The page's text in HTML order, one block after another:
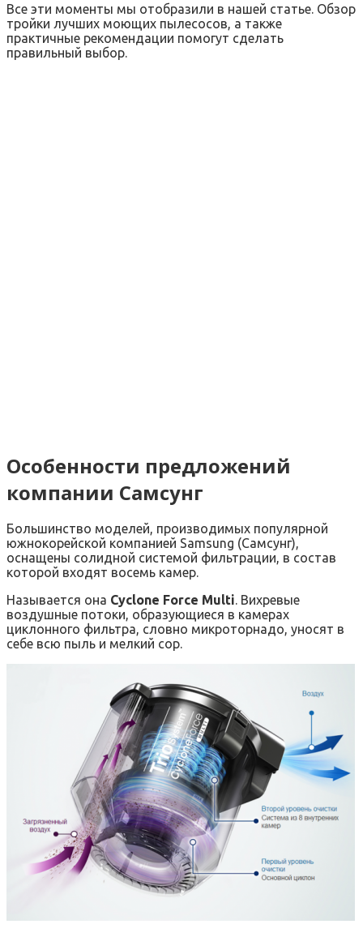
Все эти моменты мы отобразили в нашей статье. Обзор
тройки лучших моющих пылесосов, а также
практичные рекомендации помогут сделать
правильный выбор.
Особенности предложений
компании Самсунг
Большинство моделей, производимых популярной
южнокорейской компанией Samsung (Самсунг),
оснащены солидной системой фильтрации, в состав
которой входят восемь камер.
Называется она Cyclone Force Multi. Вихревые
воздушные потоки, образующиеся в камерах
циклонного фильтра, словно микроторнадо, уносят в
себе всю пыль и мелкий сор.